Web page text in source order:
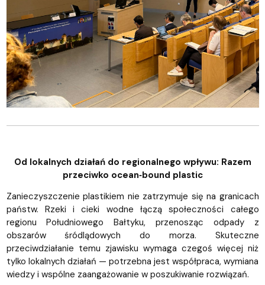
Od lokalnych działań do regionalnego wpływu: Razem
przeciwko ocean‑bound plastic
Zanieczyszczenie plastikiem nie zatrzymuje się na granicach
państw. Rzeki i cieki wodne łączą społeczności całego
regionu Południowego Bałtyku, przenosząc odpady z
obszarów śródlądowych do morza. Skuteczne
przeciwdziałanie temu zjawisku wymaga czegoś więcej niż
tylko lokalnych działań — potrzebna jest współpraca, wymiana
wiedzy i wspólne zaangażowanie w poszukiwanie rozwiązań.